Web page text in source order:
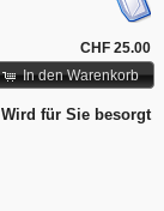
CHF 25.00
In den Warenkorb
Wird für Sie besorgt